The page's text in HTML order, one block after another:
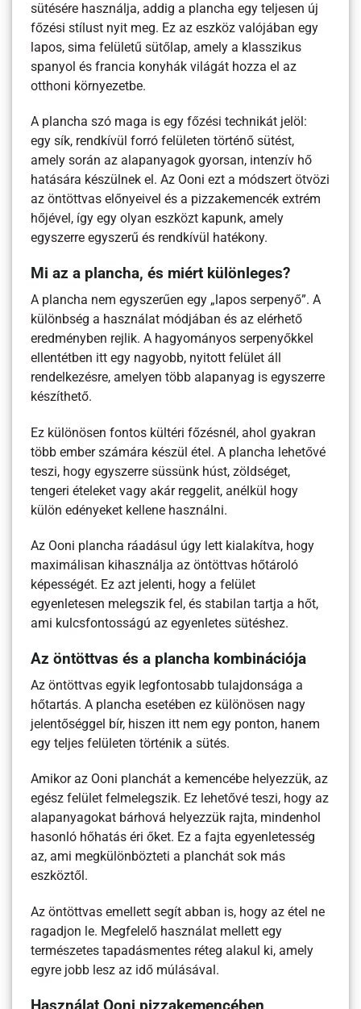
sütésére használja, addig a plancha egy teljesen új
főzési stílust nyit meg. Ez az eszköz valójában egy
lapos, sima felületű sütőlap, amely a klasszikus
spanyol és francia konyhák világát hozza el az
otthoni környezetbe.
A plancha szó maga is egy főzési technikát jelöl:
egy sík, rendkívül forró felületen történő sütést,
amely során az alapanyagok gyorsan, intenzív hő
hatására készülnek el. Az Ooni ezt a módszert ötvözi
az öntöttvas előnyeivel és a pizzakemencék extrém
hőjével, így egy olyan eszközt kapunk, amely
egyszerre egyszerű és rendkívül hatékony.
Mi az a plancha, és miért különleges?
A plancha nem egyszerűen egy „lapos serpenyő”. A
különbség a használat módjában és az elérhető
eredményben rejlik. A hagyományos serpenyőkkel
ellentétben itt egy nagyobb, nyitott felület áll
rendelkezésre, amelyen több alapanyag is egyszerre
készíthető.
Ez különösen fontos kültéri főzésnél, ahol gyakran
több ember számára készül étel. A plancha lehetővé
teszi, hogy egyszerre süssünk húst, zöldséget,
tengeri ételeket vagy akár reggelit, anélkül hogy
külön edényeket kellene használni.
Az Ooni plancha ráadásul úgy lett kialakítva, hogy
maximálisan kihasználja az öntöttvas hőtároló
képességét. Ez azt jelenti, hogy a felület
egyenletesen melegszik fel, és stabilan tartja a hőt,
ami kulcsfontosságú az egyenletes sütéshez.
Az öntöttvas és a plancha kombinációja
Az öntöttvas egyik legfontosabb tulajdonsága a
hőtartás. A plancha esetében ez különösen nagy
jelentőséggel bír, hiszen itt nem egy ponton, hanem
egy teljes felületen történik a sütés.
Amikor az Ooni planchát a kemencébe helyezzük, az
egész felület felmelegszik. Ez lehetővé teszi, hogy az
alapanyagokat bárhová helyezzük rajta, mindenhol
hasonló hőhatás éri őket. Ez a fajta egyenletesség
az, ami megkülönbözteti a planchát sok más
eszköztől.
Az öntöttvas emellett segít abban is, hogy az étel ne
ragadjon le. Megfelelő használat mellett egy
természetes tapadásmentes réteg alakul ki, amely
egyre jobb lesz az idő múlásával.